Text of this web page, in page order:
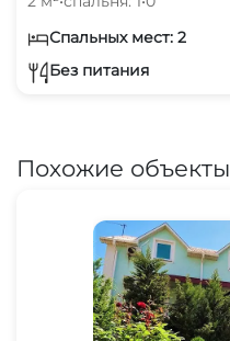
Спальных мест: 2
Без питания
Похожие объекты